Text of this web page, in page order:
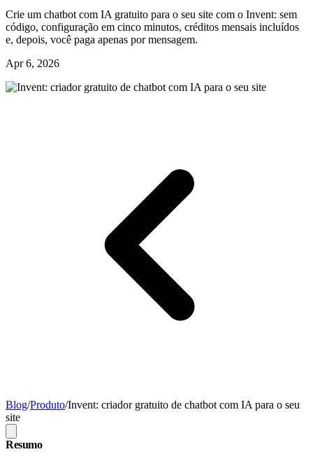
Crie um chatbot com IA gratuito para o seu site com o Invent: sem
código, configuração em cinco minutos, créditos mensais incluídos
e, depois, você paga apenas por mensagem.
Apr 6, 2026
Blog/Produto/Invent: criador gratuito de chatbot com IA para o seu
site
Resumo